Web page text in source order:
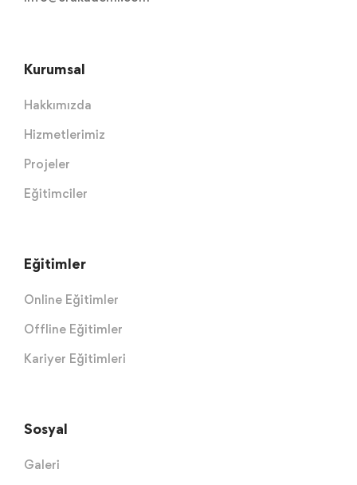
Kurumsal
Hakkımızda
Hizmetlerimiz
Projeler
Eğitimciler
Eğitimler
Online Eğitimler
Offline Eğitimler
Kariyer Eğitimleri
Sosyal
Galeri